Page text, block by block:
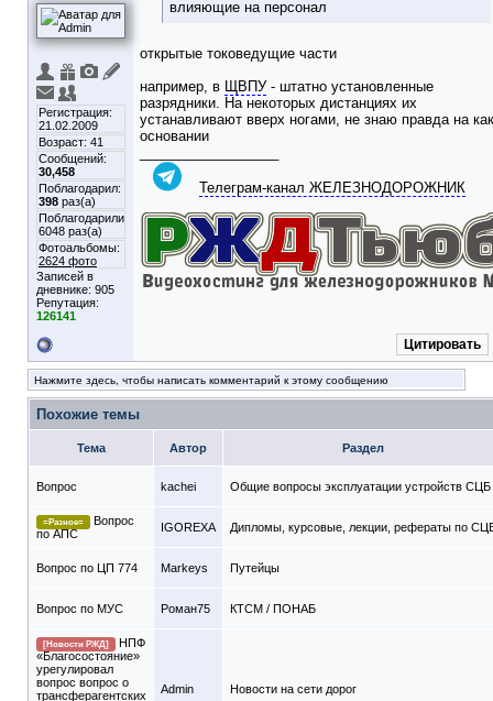
Регистрация:
21.02.2009
Возраст: 41
Сообщений:
30,458
Поблагодарил:
398 раз(а)
Поблагодарили
6048 раз(а)
Фотоальбомы:
2624 фото
Записей в
дневнике: 905
Репутация:
126141
влияющие на персонал
открытые токоведущие части
например, в ЩВПУ- штатно установленные
разрядники. На некоторых дистанциях их
устанавливают вверх ногами, не знаю правда на
основании
Телеграм-канал ЖЕЛЕЗНОДОРОЖНИК
Цитировать
Нажмите здесь, чтобы написать комментарий к этому сообщению
Похожие темы
Тема Автор Раздел
Вопрос kachei Общие вопросы эксплуатации устройств СЦБ
=Разное=
Вопрос
по АПС
IGOREXA Дипломы, курсовые, лекции, рефераты по
Вопрос по ЦП 774 Markeys Путейцы
Вопрос по МУС Роман75 КТСМ / ПОНАБ
[Новости РЖД]
НПФ
«Благосостояние»
урегулировал
вопрос вопрос о
трансферагентских
Admin Новости на сети дорог